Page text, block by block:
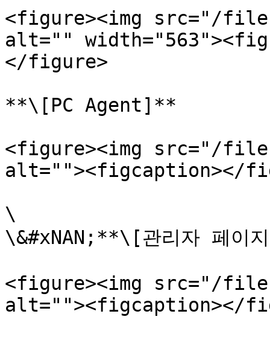
<figure><img src="/files/
alt=""
</figure>
**\[PC Agent]**
<figure><img src="/files/
alt=""><figcaption></
\
\&#xNAN;**\[관리자 페이
<figure><img src="/
alt=""><figcaption></